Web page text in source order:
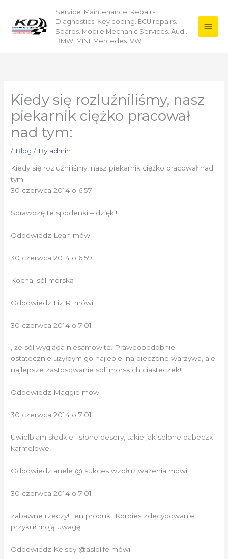
content
Service. Maintenance. Repairs.
Diagnostics. Key coding. ECU repairs.
Spares. Mobile Mechanic Services. Audi.
BMW. MINI. Mercedes. VW
Main
Kiedy się rozluźniliśmy, nasz
piekarnik ciężko pracował
nad tym:
/ Blog / By admin
Kiedy się rozluźniliśmy, nasz piekarnik ciężko pracował nad
tym:
30 czerwca 2014 o 6:57
Sprawdzę te spodenki – dzięki!
Odpowiedz Leah mówi
30 czerwca 2014 o 6:59
Kochaj sól morską
Odpowiedz Liz R. mówi
30 czerwca 2014 o 7:01
, że sól wygląda niesamowite. Prawdopodobnie
ostatecznie użyłbym go najlepiej na pieczone warzywa, ale
najlepsze zastosowanie soli morskich ciasteczek!
Odpowiedz Maggie mówi
30 czerwca 2014 o 7:01
Uwielbiam słodkie i słone desery, takie jak solone babeczki
karmelowe!
Odpowiedz anele @ sukces wzdłuż ważenia mówi
30 czerwca 2014 o 7:01
zabawne rzeczy! Ten produkt Kordies zdecydowanie
przykuł moją uwagę!
Odpowiedz Kelsey @aslolife mówi